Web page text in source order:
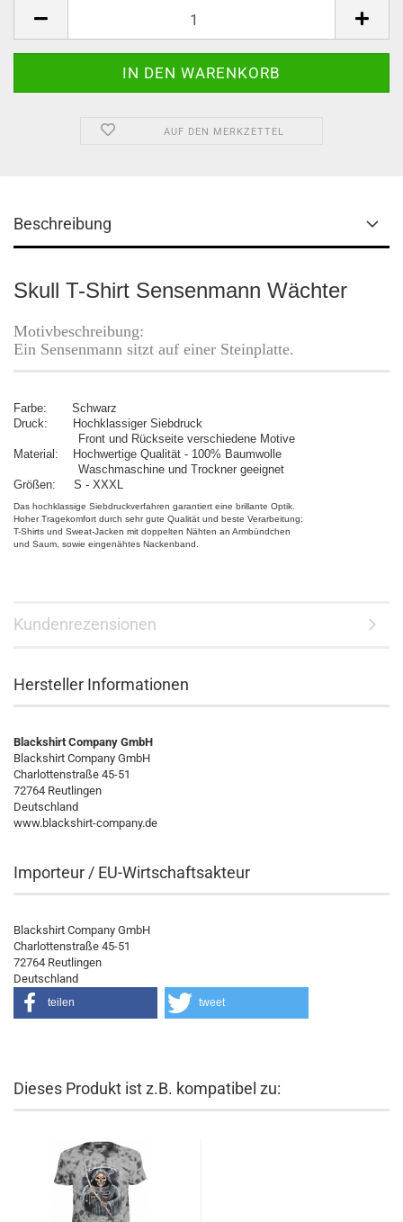
AUF DEN MERKZETTEL
Beschreibung
Skull T-Shirt Sensenmann Wächter
Motivbeschreibung:
Ein Sensenmann sitzt auf einer Steinplatte.
Farbe: Schwarz
Druck: Hochklassiger Siebdruck
Front und Rückseite verschiedene Motive
Material: Hochwertige Qualität - 100% Baumwolle
Waschmaschine und Trockner geeignet
Größen: S - XXXL
Das hochklassige Siebdruckverfahren garantiert eine brillante Optik.
Hoher Tragekomfort durch sehr gute Qualität und beste Verarbeitung:
T-Shirts und Sweat-Jacken mit doppelten Nähten an Armbündchen
und Saum, sowie eingenähtes Nackenband.
Kundenrezensionen
Hersteller Informationen
Blackshirt Company GmbH
Blackshirt Company GmbH
Charlottenstraße 45-51
72764 Reutlingen
Deutschland
www.blackshirt-company.de
Importeur / EU-Wirtschaftsakteur
Blackshirt Company GmbH
Charlottenstraße 45-51
72764 Reutlingen
Deutschland
teilen tweet
Dieses Produkt ist z.B. kompatibel zu: